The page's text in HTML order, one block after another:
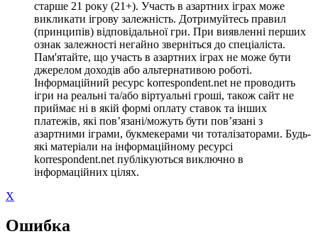
старше 21 року (21+). Участь в азартних іграх може
викликати ігрову залежність. Дотримуйтесь правил
(принципів) відповідальної гри. При виявленні перших
ознак залежності негайно зверніться до спеціаліста.
Пам'ятайте, що участь в азартних іграх не може бути
джерелом доходів або альтернативою роботі.
Інформаційний ресурс korrespondent.net не проводить
ігри на реальні та/або віртуальні гроші, також сайт не
приймає ні в якій формі оплату ставок та інших
платежів, які пов’язані/можуть бути пов’язані з
азартними іграми, букмекерами чи тоталізаторами. Будь-
які матеріали на інформаційному ресурсі
korrespondent.net публікуються виключно в
інформаційних цілях.
X
Ошибка